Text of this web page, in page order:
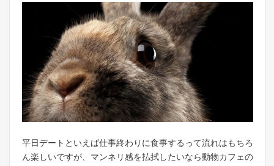
平日デートといえば仕事終わりに食事するって流れはもちろ
ん楽しいですが、マンネリ感を払拭したいなら動物カフェの